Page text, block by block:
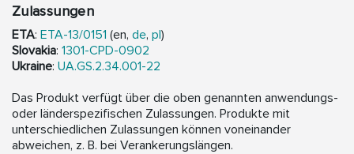
Zulassungen
ETA: ETA-13/0151 (en, de, pl)
Slovakia: 1301-CPD-0902
Ukraine: UA.GS.2.34.001-22
Das Produkt verfügt über die oben genannten anwendungs-
oder länderspezifischen Zulassungen. Produkte mit
unterschiedlichen Zulassungen können voneinander
abweichen, z. B. bei Verankerungslängen.